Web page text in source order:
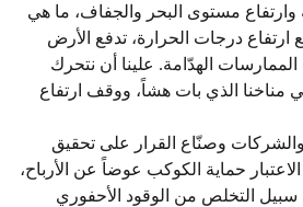
وارتفاع مستوى البحر والجفاف، ما هي
ارتفاع درجات الحرارة، تدفع الأرض
الهدّامة. علينا أن نتحرك
مناخنا الذي بات هشاً، ووقف ارتفاع
وصنّاع القرار على تحقيق
حماية الكوكب عوضاً عن الأرباح،
التخلص من الوقود الأحفوري